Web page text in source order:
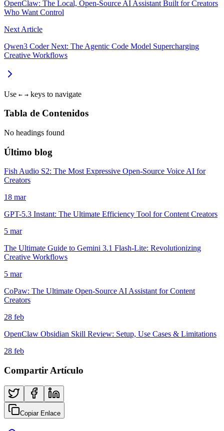
OpenClaw: The Local, Open‑Source AI Assistant Built for Creators
Who Want Control
Next Article
Qwen3 Coder Next: The Agentic Code Model Supercharging
Creative Workflows
Use ← → keys to navigate
Tabla de Contenidos
No headings found
Último blog
Fish Audio S2: The Most Expressive Open-Source Voice AI for
Creators
18 mar
GPT-5.3 Instant: The Ultimate Efficiency Tool for Content Creators
5 mar
The Ultimate Guide to Gemini 3.1 Flash-Lite: Revolutionizing
Creative Workflows
5 mar
CoPaw: The Ultimate Open-Source AI Assistant for Content
Creators
28 feb
OpenClaw Obsidian Skill Review: Setup, Use Cases & Limitations
28 feb
Compartir Artículo
Copiar Enlace